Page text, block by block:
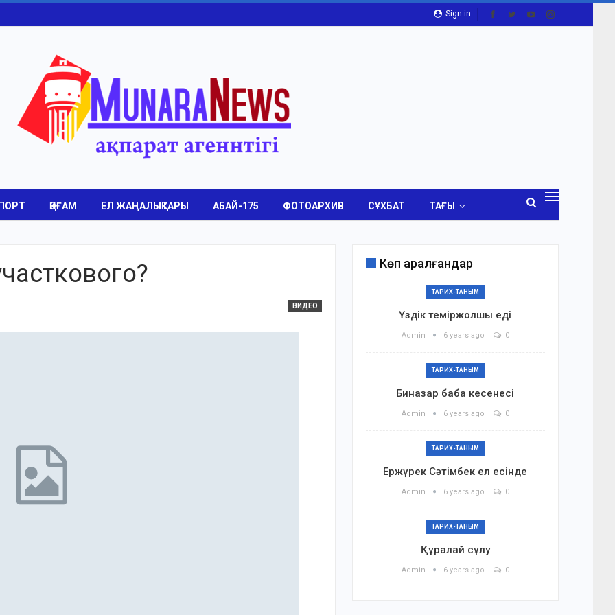
Sign in
ҚОҒАМ ЕЛ ЖАҢАЛЫҚТАРЫ АБАЙ-175 ФОТОАРХИВ СҰХБАТ ТАҒЫ
ВИДЕО
Көп қаралғандар
ТАРИХ-ТАНЫМ
Үздік теміржолшы еді
Admin 6 years ago 0
ТАРИХ-ТАНЫМ
Биназар баба кесенесі
Admin 6 years ago 0
ТАРИХ-ТАНЫМ
Ержүрек Сәтімбек ел есінде
Admin 6 years ago 0
ТАРИХ-ТАНЫМ
Құралай сұлу
Admin 6 years ago 0